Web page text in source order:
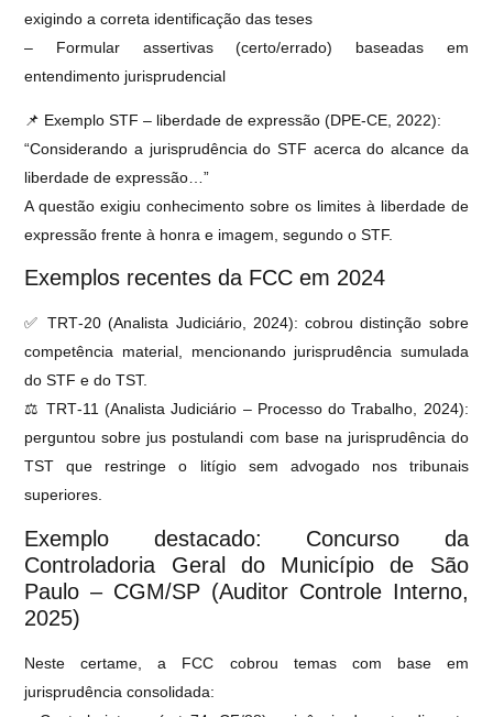
exigindo a correta identificação das teses
– Formular assertivas (certo/errado) baseadas em
entendimento jurisprudencial
📌 Exemplo STF – liberdade de expressão (DPE‑CE, 2022):
“Considerando a jurisprudência do STF acerca do alcance da
liberdade de expressão…”
A questão exigiu conhecimento sobre os limites à liberdade de
expressão frente à honra e imagem, segundo o STF.
Exemplos recentes da FCC em 2024
✅ TRT‑20 (Analista Judiciário, 2024): cobrou distinção sobre
competência material, mencionando jurisprudência sumulada
do STF e do TST.
⚖️ TRT‑11 (Analista Judiciário – Processo do Trabalho, 2024):
perguntou sobre jus postulandi com base na jurisprudência do
TST que restringe o litígio sem advogado nos tribunais
superiores.
Exemplo destacado: Concurso da
Controladoria Geral do Município de São
Paulo – CGM/SP (Auditor Controle Interno,
2025)
Neste certame, a FCC cobrou temas com base em
jurisprudência consolidada: